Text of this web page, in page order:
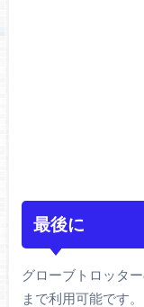
最後に
グローブトロッタ
まで利用可能です。